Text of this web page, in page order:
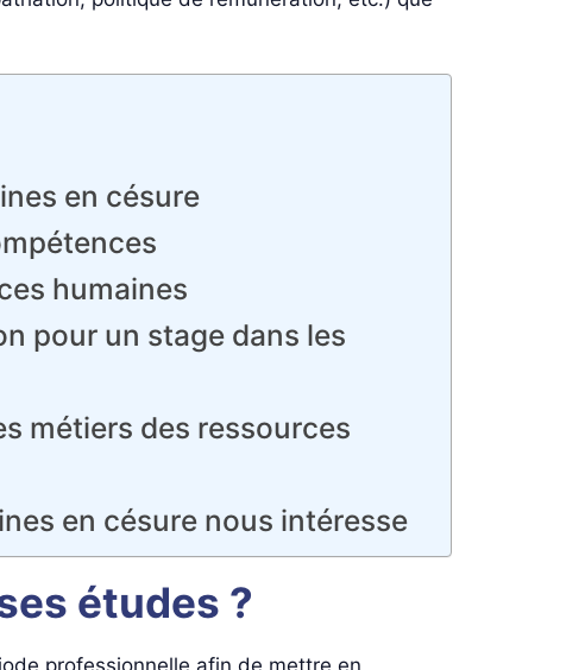
en césure
humaines
pour un stage dans les
métiers des ressources
en césure nous intéresse
études ?
professionnelle afin de mettre en